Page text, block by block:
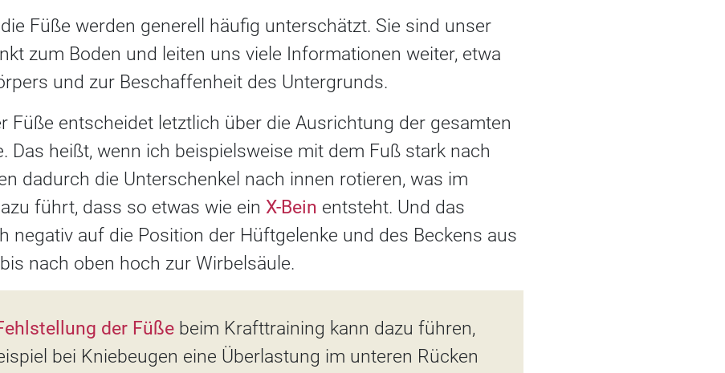
Füße werden generell häufig unterschätzt. Sie sind unser
zum Boden und leiten uns viele Informationen weiter, etwa
und zur Beschaffenheit des Untergrunds.
Füße entscheidet letztlich über die Ausrichtung der gesamten
Das heißt, wenn ich beispielsweise mit dem Fuß stark nach
dadurch die Unterschenkel nach innen rotieren, was im
führt, dass so etwas wie ein X-Bein entsteht. Und das
negativ auf die Position der Hüftgelenke und des Beckens aus
nach oben hoch zur Wirbelsäule.
der Füße beim Krafttraining kann dazu führen,
bei Kniebeugen eine Überlastung im unteren Rücken